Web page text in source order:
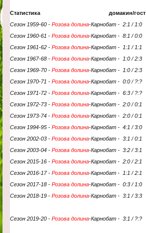
Статистика домакин/гост
Сезон 1959-60 - Розова долина-Карнобат - 2:1 / 1:0
Сезон 1960-61 - Розова долина-Карнобат - 8:1 /0:0
Сезон 1961-62 - Розова долина-Карнобат - 1:1 / 1:1
Сезон 1967-68 - Розова долина-Карнобат - 1:0/ 2:3
Сезон 1969-70 - Розова долина-Карнобат - 1:0 / 2:3
Сезон 1970-71 - Розова долина-Карнобат - 0:0 / ?:?
Сезон 1971-72 - Розова долина-Карнобат - 6:3/ ?:?
Сезон 1972-73 - Розова долина-Карнобат - 2:0 / 0:1
Сезон 1973-74 - Розова долина-Карнобат - 2:0 / 0:1
Сезон 1994-95 - Розова долина-Карнобат - 4:1 / 3:0
Сезон 2002-03 - Розова долина-Карнобат - 3:1 / 0:1
Сезон 2003-04 - Розова долина-Карнобат - 3:2 / 3:1
Сезон 2015-16 - Розова долина-Карнобат - 2:0 / 2:1
Сезон 2016-17 - Розова долина-Карнобат - 1:1 / 2:1
Сезон 2017-18 - Розова долина-Карнобат - 0:3 / 1:0
Сезон 2018-19 - Розова долина-Карнобат - 3:1 / 3:3
Сезон 2019-20 - Розова долина-Карнобат - 3:1 / ?:?